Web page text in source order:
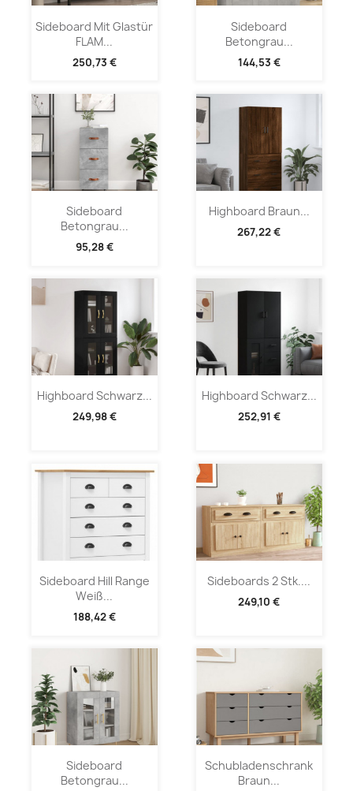
Sideboard Mit Glastür
FLAM...
250,73 €
Sideboard
Betongrau...
144,53 €
Sideboard
Betongrau...
95,28 €
Highboard Braun...
267,22 €
Highboard Schwarz...
249,98 €
Highboard Schwarz...
252,91 €
Sideboard Hill Range
Weiß...
188,42 €
Sideboards 2 Stk....
249,10 €
Sideboard
Betongrau...
Schubladenschrank
Braun...